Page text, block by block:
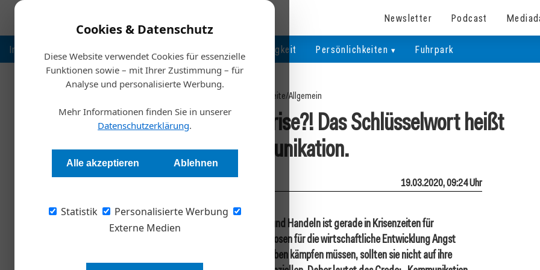
Cookies & Datenschutz
Diese Website verwendet Cookies für essenzielle
Funktionen sowie – mit Ihrer Zustimmung – für
Analyse und personalisierte Werbung.
Mehr Informationen finden Sie in unserer
Datenschutzerklärung.
Alle akzeptieren Ablehnen
Statistik
Personalisierte Werbung
Externe Medien
Newsletter Podcast
Inspiration Nachhaltigkeit Persönlichkeiten Fuhrpark
Startseite/Allgemein
Recruiting in der Corona-Krise?! Das Schlüsselwort heißt
Kommunikation.
19.03.2020, 09:24 Uhr
Vorausschauendes und strategisches Denken und Handeln ist gerade in Krisenzeiten für
Unternehmen enorm wichtig. Auch wenn Prognosen für die wirtschaftliche Entwicklung Angst
machen und Unternehmen zum Teil ums Überleben kämpfen müssen, sollten sie nicht auf ihre